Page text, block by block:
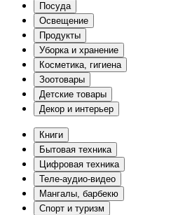
Посуда
Освещение
Продукты
Уборка и хранение
Косметика, гигиена
Зоотовары
Детские товары
Декор и интерьер
Книги
Бытовая техника
Цифровая техника
Теле-аудио-видео
Мангалы, барбекю
Спорт и туризм